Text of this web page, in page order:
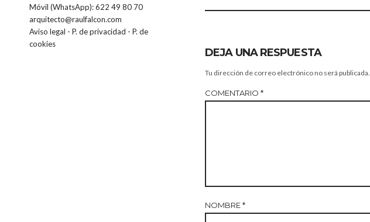
Móvil (WhatsApp): 622 49 80 70
arquitecto@raulfalcon.com
Aviso legal - P. de privacidad - P. de
cookies
DEJA UNA RESPUESTA
Tu dirección de correo electrónico no será publicada.
COMENTARIO *
NOMBRE*